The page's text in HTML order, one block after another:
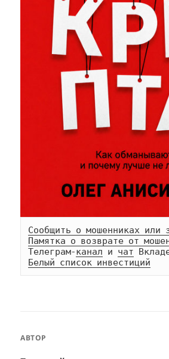
Сообщить о мошенниках или
Памятка о возврате от
Телеграм-канал и чат
Белый список инвестиций
АВТОР